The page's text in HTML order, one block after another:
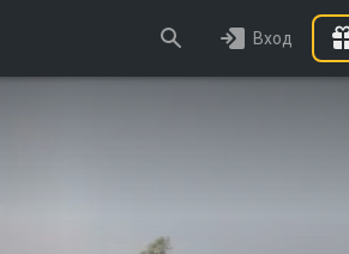
Вход